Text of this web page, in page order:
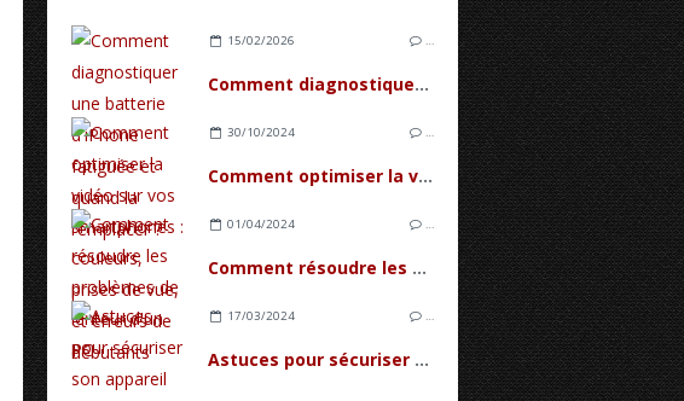
15/02/2026 …
Comment diagnostiquer une batterie d'iPhone fatiguée et quand la remplacer ?
30/10/2024 …
Comment optimiser la vidéo sur vos smartphones : couleurs, prises de vue, et erreurs de débutants
01/04/2024 …
Comment résoudre les problèmes de lenteur d'un PC
17/03/2024 …
Astuces pour sécuriser son appareil Android